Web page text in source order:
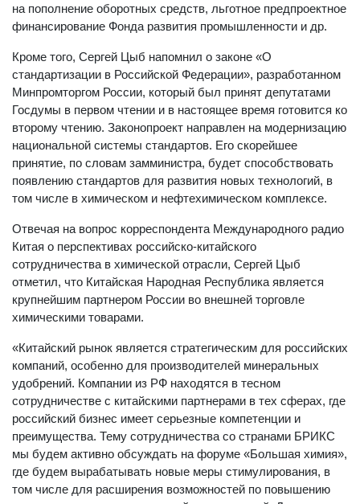
на пополнение оборотных средств, льготное предпроектное
финансирование Фонда развития промышленности и др.
Кроме того, Сергей Цыб напомнил о законе «О
стандартизации в Российской Федерации», разработанном
Минпромторгом России, который был принят депутатами
Госдумы в первом чтении и в настоящее время готовится ко
второму чтению. Законопроект направлен на модернизацию
национальной системы стандартов. Его скорейшее
принятие, по словам замминистра, будет способствовать
появлению стандартов для развития новых технологий, в
том числе в химическом и нефтехимическом комплексе.
Отвечая на вопрос корреспондента Международного радио
Китая о перспективах российско-китайского
сотрудничества в химической отрасли, Сергей Цыб
отметил, что Китайская Народная Республика является
крупнейшим партнером России во внешней торговле
химическими товарами.
«Китайский рынок является стратегическим для российских
компаний, особенно для производителей минеральных
удобрений. Компании из РФ находятся в тесном
сотрудничестве с китайскими партнерами в тех сферах, где
российский бизнес имеет серьезные компетенции и
преимущества. Тему сотрудничества со странами БРИКС
мы будем активно обсуждать на форуме «Большая химия»,
где будем вырабатывать новые меры стимулирования, в
том числе для расширения возможностей по повышению